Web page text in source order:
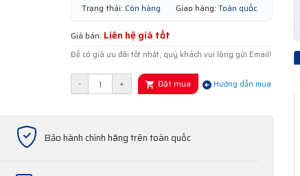
Trạng thái: Còn hàng Giao hàng: Toàn quốc
Giá bán: Liên hệ giá tốt
Để có giá ưu đãi tốt nhất, quý khách vui lòng gửi Email!
- + Đặt mua Hướng dẫn mua
Bảo hành chính hãng trên toàn quốc